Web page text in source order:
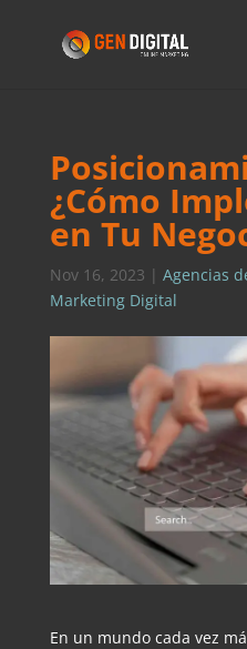
¿Cómo
en Tu
Nov 16, 2023 | Agencias
Marketing Digital
En un mundo cada vez